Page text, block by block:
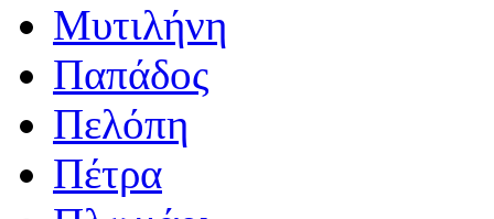
Μυτιλήνη
Παπάδος
Πελόπη
Πέτρα